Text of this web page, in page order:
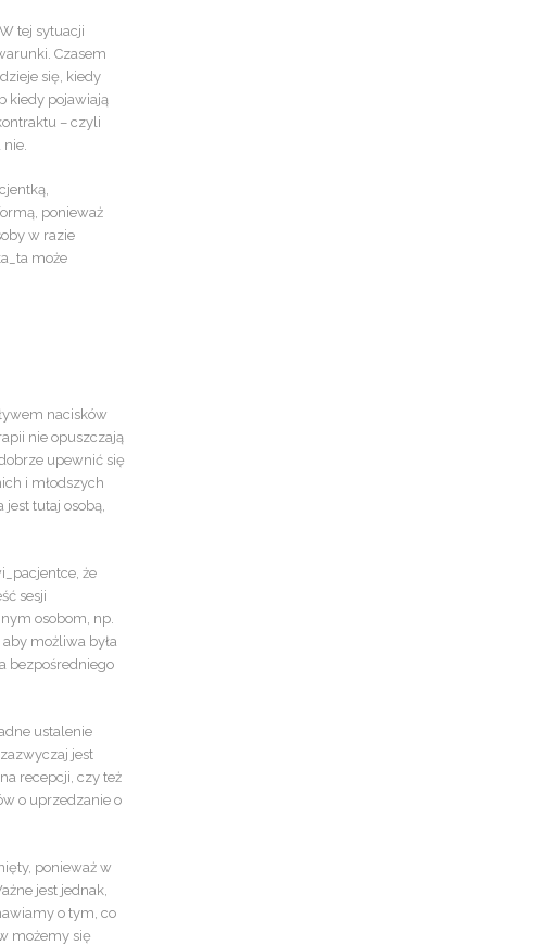
tej sytuacji
Czasem
się, kiedy
kiedy pojawiają
– czyli
ponieważ
w razie
może
nacisków
nie opuszczają
upewnić się
i młodszych
tutaj osobą,
że
sesji
osobom, np.
możliwa była
bezpośredniego
ustalenie
jest
recepcji, czy też
o uprzedzanie o
ponieważ w
jest jednak,
o tym, co
możemy się